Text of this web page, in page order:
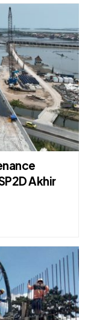
Akhir